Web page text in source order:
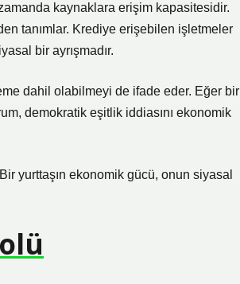
kaynaklara erişim kapasitesidir.
tanımlar. Krediye erişebilen işletmeler
bir ayrışmadır.
dahil olabilmeyi de ifade eder. Eğer bir
demokratik eşitlik iddiasını ekonomik
yurttaşın ekonomik gücü, onun siyasal